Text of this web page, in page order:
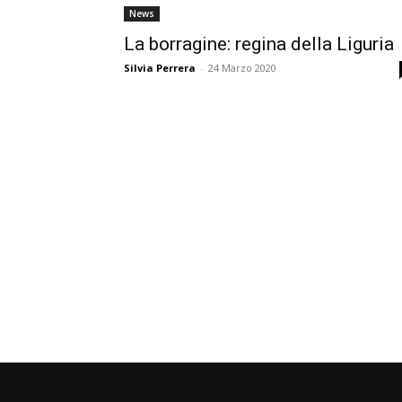
News
La borragine: regina della Liguria
Silvia Perrera - 24 Marzo 2020